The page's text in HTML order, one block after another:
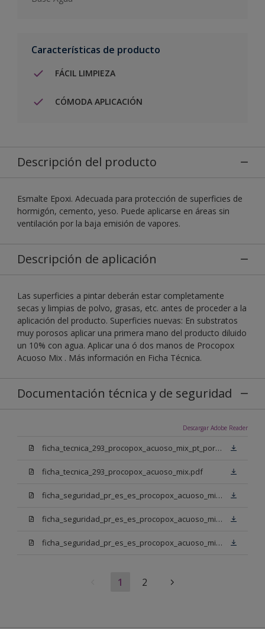
Características de producto
FÁCIL LIMPIEZA
CÓMODA APLICACIÓN
Descripción del producto
Esmalte Epoxi. Adecuada para protección de superficies de
hormigón, cemento, yeso. Puede aplicarse en áreas sin
ventilación por la baja emisión de vapores.
Descripción de aplicación
Las superficies a pintar deberán estar completamente
secas y limpias de polvo, grasas, etc. antes de proceder a la
aplicación del producto. Superficies nuevas: En substratos
muy porosos aplicar una primera mano del producto diluido
un 10% con agua. Aplicar una ó dos manos de Procopox
Acuoso Mix . Más información en Ficha Técnica.
Documentación técnica y de seguridad
Descargar Adobe Reader
ficha_tecnica_293_procopox_acuoso_mix_pt_portugal.pdf
ficha_tecnica_293_procopox_acuoso_mix.pdf
ficha_seguridad_pr_es_es_procopox_acuoso_mix_bb.pdf
ficha_seguridad_pr_es_es_procopox_acuoso_mix_bm.pdf
ficha_seguridad_pr_es_es_procopox_acuoso_mix_bn.pdf
1 2